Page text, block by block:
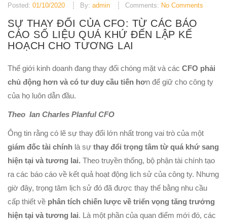
Posted: 01/10/2020 By: admin Comments: No Comments
SỰ THAY ĐỔI CỦA CFO: TỪ CÁC BÁO
CÁO SỐ LIỆU QUÁ KHỨ ĐẾN LẬP KẾ
HOẠCH CHO TƯƠNG LAI
Thế giới kinh doanh đang thay đổi chóng mặt và các CFO phải
chủ động hơn và có tư duy cầu tiến hơn để giữ cho công ty
của họ luôn dẫn đầu.
Theo Ian Charles Planful CFO
Ông tin rằng có lẽ sự thay đổi lớn nhất trong vai trò của một
giám đốc tài chính là sự thay đổi trọng tâm từ quá khứ sang
hiện tại và tương lai. Theo truyền thống, bộ phận tài chính tạo
ra các báo cáo về kết quả hoạt động lịch sử của công ty. Nhưng
giờ đây, trọng tâm lịch sử đó đã được thay thế bằng nhu cầu
cấp thiết về phân tích chiến lược về triển vọng tăng trưởng
hiện tại và tương lai. Là một phần của quan điểm mới đó, các